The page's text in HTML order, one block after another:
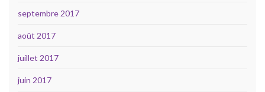
septembre 2017
août 2017
juillet 2017
juin 2017